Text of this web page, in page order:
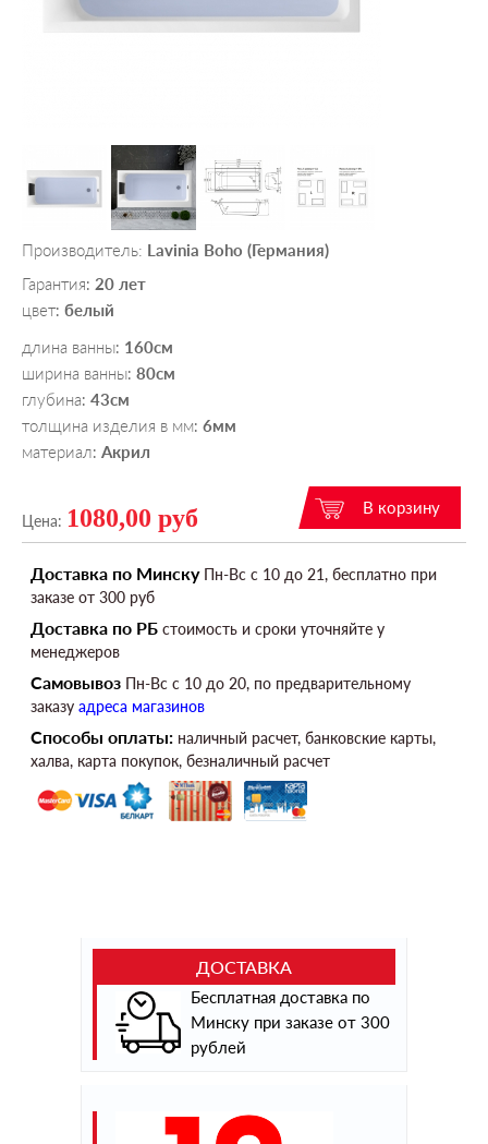
Производитель: Lavinia Boho (Германия)
Гарантия: 20 лет
цвет: белый
длина ванны: 160см
ширина ванны: 80см
глубина: 43см
толщина изделия в мм: 6мм
материал: Акрил
Цена: 1080,00 руб
Доставка по МинскуПн-Вс c 10 до 21, бесплатно при
заказе от 300 руб
Доставка по РБ стоимость и сроки уточняйте у
менеджеров
Самовывоз Пн-Вс c 10 до 20, по предварительному
заказу адреса магазинов
Способы оплаты: наличный расчет, банковские карты,
халва, карта покупок, безналичный расчет
ДОСТАВКА
Бесплатная доставка по
Минску при заказе от 300
рублей